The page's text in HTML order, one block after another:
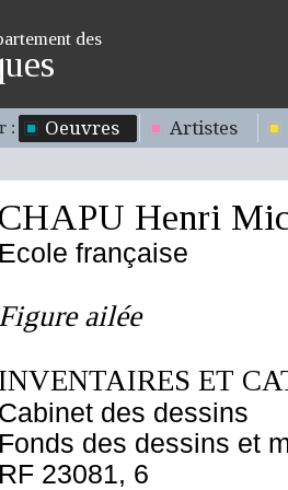
des
: Oeuvres Artistes
CHAPU Henri
Ecole française
Figure ailée
ET
Cabinet des dessins
Fonds des dessins et
RF 23081, 6